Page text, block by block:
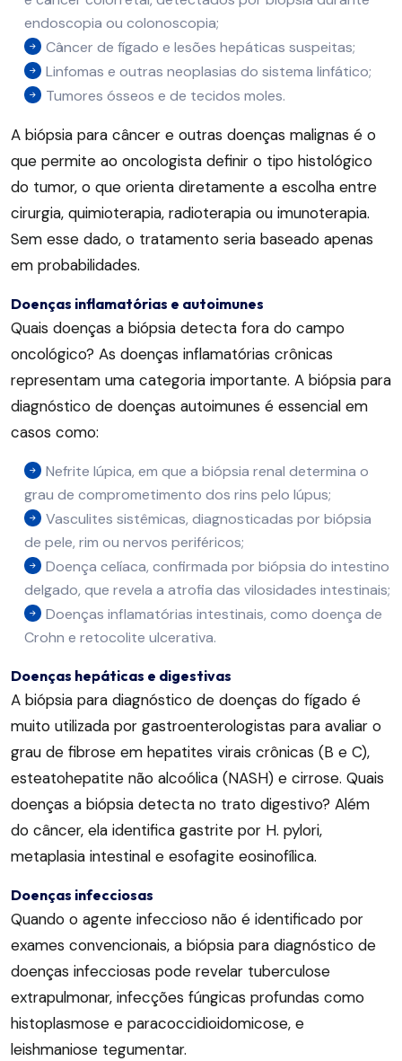
endoscopia ou colonoscopia;
Câncer de fígado e lesões hepáticas suspeitas;
Linfomas e outras neoplasias do sistema linfático;
Tumores ósseos e de tecidos moles.
A biópsia para câncer e outras doenças malignas é o
que permite ao oncologista definir o tipo histológico
do tumor, o que orienta diretamente a escolha entre
cirurgia, quimioterapia, radioterapia ou imunoterapia.
Sem esse dado, o tratamento seria baseado apenas
em probabilidades.
Doenças inflamatórias e autoimunes
Quais doenças a biópsia detecta fora do campo
oncológico? As doenças inflamatórias crônicas
representam uma categoria importante. A biópsia para
diagnóstico de doenças autoimunes é essencial em
casos como:
Nefrite lúpica, em que a biópsia renal determina o
grau de comprometimento dos rins pelo lúpus;
Vasculites sistêmicas, diagnosticadas por biópsia
de pele, rim ou nervos periféricos;
Doença celíaca, confirmada por biópsia do intestino
delgado, que revela a atrofia das vilosidades intestinais;
Doenças inflamatórias intestinais, como doença de
Crohn e retocolite ulcerativa.
Doenças hepáticas e digestivas
A biópsia para diagnóstico de doenças do fígado é
muito utilizada por gastroenterologistas para avaliar o
grau de fibrose em hepatites virais crônicas (B e C),
esteatohepatite não alcoólica (NASH) e cirrose. Quais
doenças a biópsia detecta no trato digestivo? Além
do câncer, ela identifica gastrite por H. pylori,
metaplasia intestinal e esofagite eosinofílica.
Doenças infecciosas
Quando o agente infeccioso não é identificado por
exames convencionais, a biópsia para diagnóstico de
doenças infecciosas pode revelar tuberculose
extrapulmonar, infecções fúngicas profundas como
histoplasmose e paracoccidioidomicose, e
leishmaniose tegumentar.